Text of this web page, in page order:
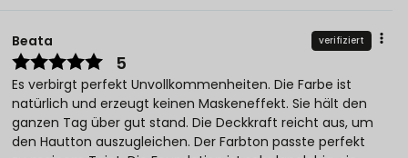
Beata verifiziert
5
Es verbirgt perfekt Unvollkommenheiten. Die Farbe ist
natürlich und erzeugt keinen Maskeneffekt. Sie hält den
ganzen Tag über gut stand. Die Deckkraft reicht aus, um
den Hautton auszugleichen. Der Farbton passte perfekt